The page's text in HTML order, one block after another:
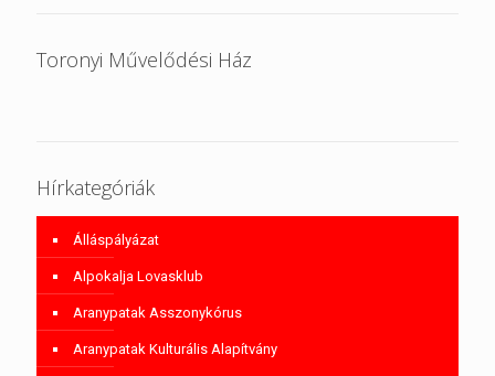
Toronyi Művelődési Ház
Hírkategóriák
Álláspályázat
Alpokalja Lovasklub
Aranypatak Asszonykórus
Aranypatak Kulturális Alapítvány